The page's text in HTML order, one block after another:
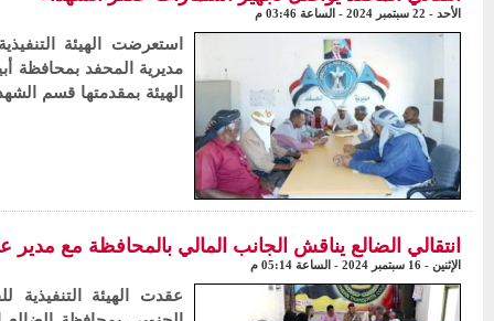
الأحد - 22 سبتمبر 2024 - الساعة 03:46 م
استعرضت الهيئة
مديرية المحفد بمحافظة
الهيئة بمقدمتها قسم
انتقالي الضالع يناقش الجانب المالي بالمحافظة مع مدير
الإثنين - 16 سبتمبر 2024 - الساعة 05:14 م
عقدت الهيئة التنفيذية